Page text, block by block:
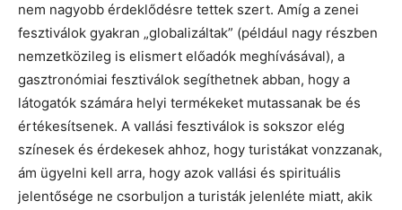
nem nagyobb érdeklődésre tettek szert. Amíg a zenei
fesztiválok gyakran „globalizáltak” (például nagy részben
nemzetközileg is elismert előadók meghívásával), a
gasztronómiai fesztiválok segíthetnek abban, hogy a
látogatók számára helyi termékeket mutassanak be és
értékesítsenek. A vallási fesztiválok is sokszor elég
színesek és érdekesek ahhoz, hogy turistákat vonzzanak,
ám ügyelni kell arra, hogy azok vallási és spirituális
jelentősége ne csorbuljon a turisták jelenléte miatt, akik